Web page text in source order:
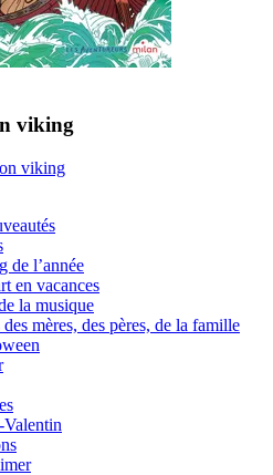
viking
viking
de l’année
en vacances
la musique
des mères, des pères, de la famille
Valentin